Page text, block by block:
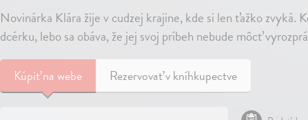
Novinárka Klára žije v cudzej krajine, kde si len ťažko zvyká.
dcérku, lebo sa obáva, že jej svoj príbeh nebude môcť
Kúpiťna webe Rezervovať v kníhkupectve